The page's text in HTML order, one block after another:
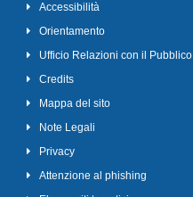
Accessibilità
Orientamento
Ufficio Relazioni con il Pubblico
Credits
Mappa del sito
Note Legali
Privacy
Attenzione al phishing